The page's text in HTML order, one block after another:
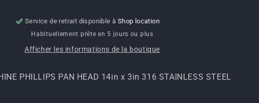
14in
x
316
STEEL
14in
x
316
STEEL
Service de retrait disponible à Shop location
Habituellement prête en 5 jours ou plus
Afficher les informations de la boutique
PHILLIPS PAN HEAD 14in x 3in 316 STAINLESS STEEL